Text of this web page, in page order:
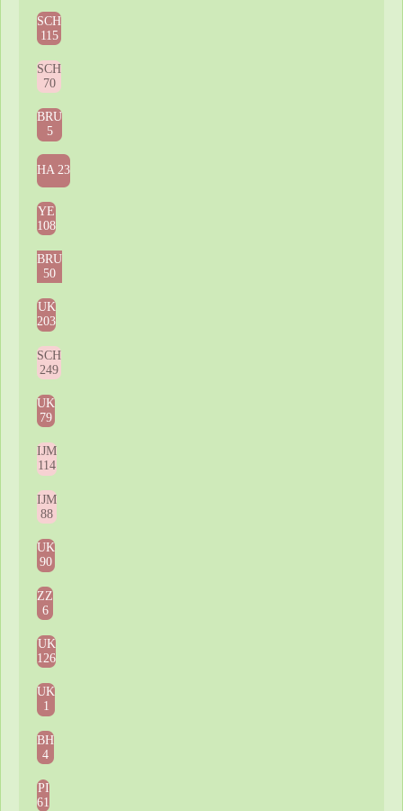
SCH
115
SCH
70
BRU
5
HA 23
YE
108
BRU
50
UK
203
SCH
249
UK
79
IJM
114
IJM
88
UK
90
ZZ
6
UK
126
UK
1
BH
4
PI
61